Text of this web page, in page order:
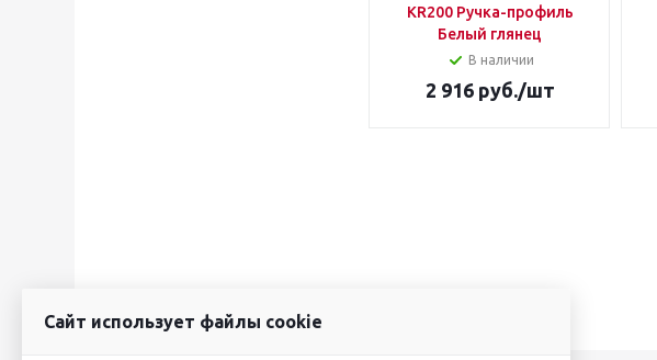
KR200 Ручка-профиль
Белый глянец
В наличии
2 916руб./шт
Сайт использует файлы cookie